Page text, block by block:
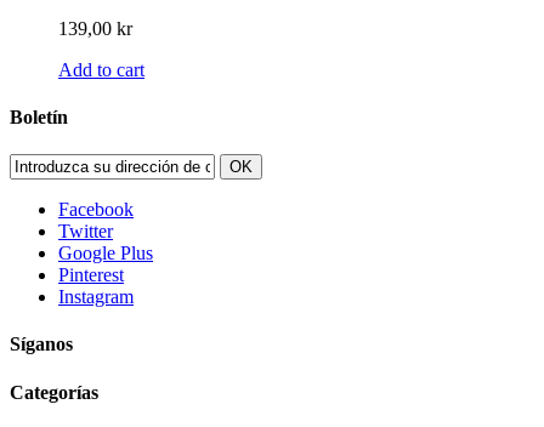
139,00 kr
Add to cart
Boletín
OK
Facebook
Twitter
Google Plus
Pinterest
Instagram
Síganos
Categorías